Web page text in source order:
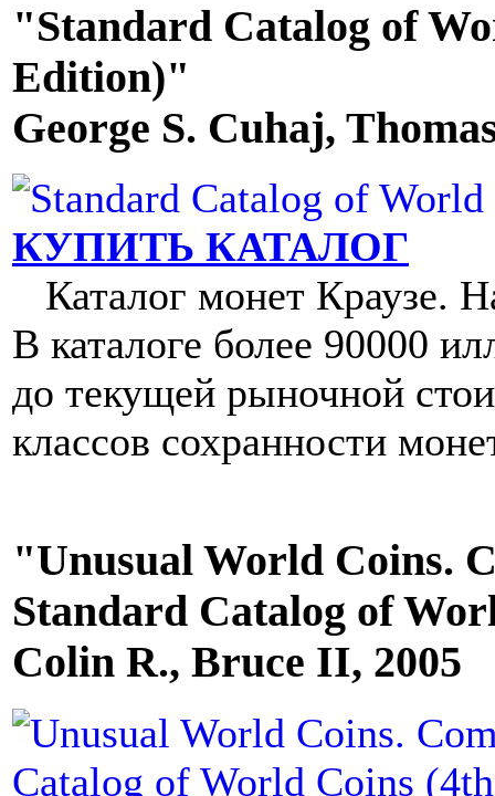
"Standard Catalog of
Edition)"
George S. Cuhaj,
КУПИТЬ КАТАЛОГ
Каталог монет Краузе.
В каталоге более 90000
до текущей рыночной
классов сохранности
"Unusual World Coins.
Standard Catalog of
Colin R., Bruce II, 2005